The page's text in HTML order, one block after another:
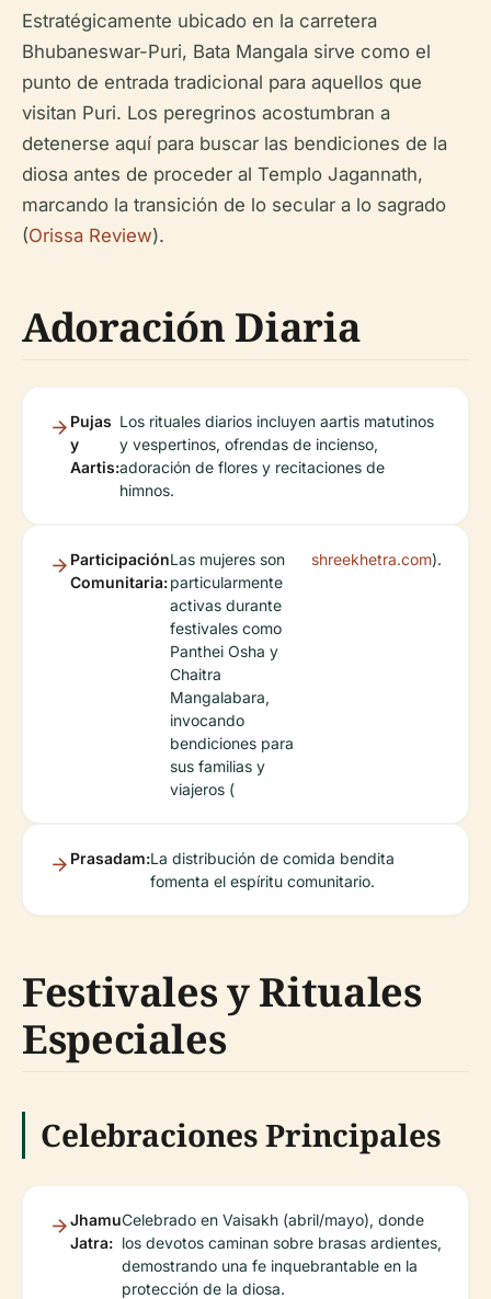
Estratégicamente ubicado en la carretera
Bhubaneswar-Puri, Bata Mangala sirve como el
punto de entrada tradicional para aquellos que
visitan Puri. Los peregrinos acostumbran a
detenerse aquí para buscar las bendiciones de la
diosa antes de proceder al Templo Jagannath,
marcando la transición de lo secular a lo sagrado
(Orissa Review).
Adoración Diaria
Pujas
y
Aartis:
Los rituales diarios incluyen aartis matutinos
y vespertinos, ofrendas de incienso,
adoración de flores y recitaciones de
himnos.
Participación
Comunitaria:
Las mujeres son
particularmente
activas durante
festivales como
Panthei Osha y
Chaitra
Mangalabara,
invocando
bendiciones para
sus familias y
viajeros (
shreekhetra.com).
Prasadam:La distribución de comida bendita
fomenta el espíritu comunitario.
Festivales y Rituales
Especiales
Celebraciones Principales
Jhamu
Jatra:
Celebrado en Vaisakh (abril/mayo), donde
los devotos caminan sobre brasas ardientes,
demostrando una fe inquebrantable en la
protección de la diosa.